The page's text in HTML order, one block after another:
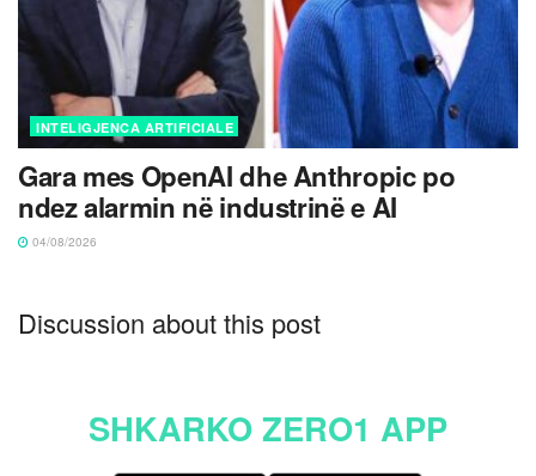
INTELIGJENCA ARTIFICIALE
Gara mes OpenAI dhe Anthropic po
ndez alarmin në industrinë e AI
04/08/2026
Discussion about this post
SHKARKO ZERO1 APP